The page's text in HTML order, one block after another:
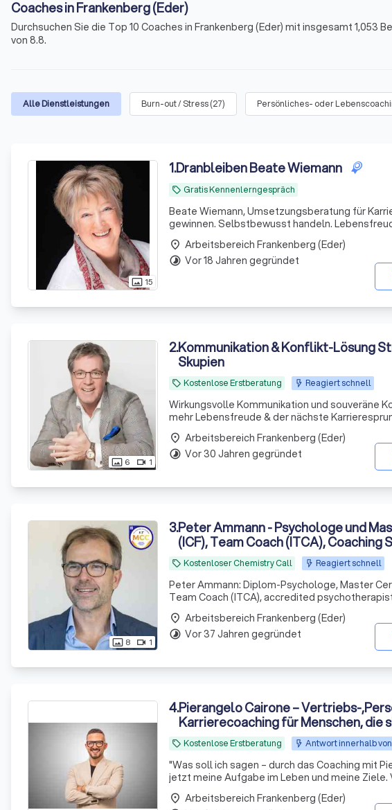
Coaches in Frankenberg (Eder)
Durchsuchen Sie die Top 10 Coaches in Frankenberg (Eder) mit insgesamt
von 8.8.
Alle Dienstleistungen Burn-out / Stress(27) Persönliches- oder
photo_size_select_actual 15
1.Dranbleiben Beate Wiemann
local_offer Gratis Kennenlerngespräch
Beate Wiemann, Umsetzungsberatung für
gewinnen. Selbstbewusst handeln.
Beratung
place Arbeitsbereich Frankenberg (Eder)
timelapse Vor 18 Jahren gegründet
photo_size_select_actual 6 videocam 1
2.Kommunikation & Konflikt-Lösung
Skupien
local_offer Kostenlose Erstberatung Reagiert schnell
Wirkungsvolle Kommunikation und souveräne
place Arbeitsbereich Frankenberg (Eder)
timelapse Vor 30 Jahren gegründet
photo_size_select_actual 8 videocam 1
3.Peter Ammann - Psychologe und
(ICF), Team Coach (ITCA), Coaching
local_offer Kostenloser Chemistry Call Reagiert schnell
Peter Ammann: Diplom-Psychologe, Master
Team Coach (ITCA), accredited
mit dem European Certificate for
place Arbeitsbereich Frankenberg (Eder)
timelapse Vor 37 Jahren gegründet
4.Pierangelo Cairone – Vertriebs-
Karrierecoaching für Menschen, die
persönlich festgefahren fühlen
local_offer Kostenlose Erstberatung Antwort innerhalb
"Was soll ich sagen – durch das Coaching mit
jetzt meine Aufgabe im Leben und meine Ziele.
welchen Weg ich Schritt für Schritt gehen darf. Vielen Dank! Hätte ich Pierangelo doch nur früher
kennengelernt."
place Arbeitsbereich Frankenberg (Eder)